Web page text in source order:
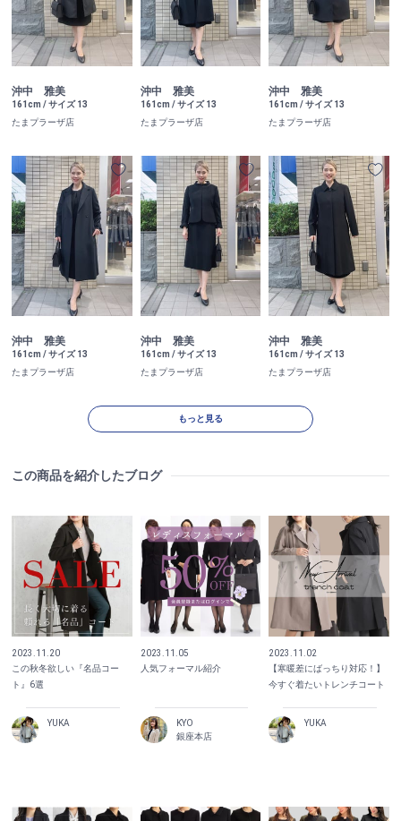
沖中 雅美
161cm / サイズ 13
たまプラーザ店
沖中 雅美
161cm / サイズ 13
たまプラーザ店
沖中 雅美
161cm / サイズ 13
たまプラーザ店
沖中 雅美
161cm / サイズ 13
たまプラーザ店
沖中 雅美
161cm / サイズ 13
たまプラーザ店
沖中 雅美
161cm / サイズ 13
たまプラーザ店
もっと見る
この商品を紹介したブログ
2023.11.20
この秋冬欲しい『名品コー
ト』6選
YUKA
2023.11.05
人気フォーマル紹介
KYO
銀座本店
2023.11.02
【寒暖差にばっちり対応！】
今すぐ着たいトレンチコート
YUKA